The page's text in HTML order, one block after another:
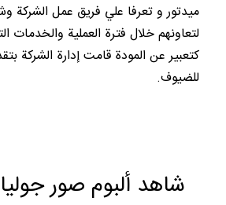
ميدتور و تعرفا علي فريق عمل الشركة
لتعاونهم خلال فترة العملية والخدمات
كتعبير عن المودة قامت إدارة الشركة
للضيوف.
!شاهد ألبوم صور